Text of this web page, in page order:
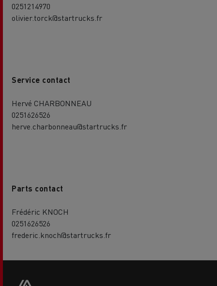
0251214970
olivier.torck@startrucks.fr
Service contact
Hervé CHARBONNEAU
0251626526
herve.charbonneau@startrucks.fr
Parts contact
Frédéric KNOCH
0251626526
frederic.knoch@startrucks.fr